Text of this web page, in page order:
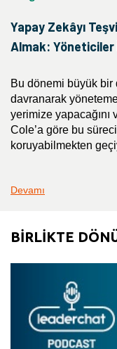
Yapay Zekâyı
Almak: Yöneticiler
Bu dönemi büyük bir
davranarak
yerimize
Cole’a göre bu
koruyabilmekten
Devamı
BİRLİKTE